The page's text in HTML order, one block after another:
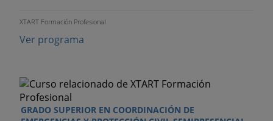
XTART Formación Profesional
Ver programa
GRADO SUPERIOR EN COORDINACIÓN DE